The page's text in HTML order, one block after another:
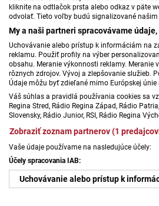
kliknite na odtlačok prsta alebo odkaz v päte
odvolať. Tieto voľby budú signalizované
My a naši partneri spracovávame
Uchovávanie alebo prístup k informáciám na
reklamu. Použiť profily na výber
obsahu. Meranie výkonnosti reklamy.
rôznych zdrojov. Vývoj a zlepšovanie služieb.
Údaje môžu byť zdieľané mimo Európskej únie
Váš súhlas a pravidlá používania cookies sa
Regina Stred, Rádio Regina Západ, Rádio
Slovensky, Rádio Junior, RSI, Rádio Regina
Zobraziť zoznam partnerov (1
Vaše údaje používame na nasledujúce účely:
Účely spracovania IAB:
Uchovávanie alebo prístup k